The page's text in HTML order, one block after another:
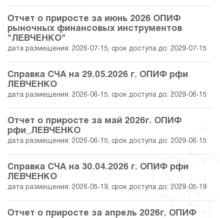
28.07.2026 3 871.94 10 024 745.69
3 926.77 10 166 686.82
23.07.2026 3 762.56 9 721 543.44
22.07.2026 9 879 976.33
21.07.2026 3 751.17 9 729 624.55
20.07.2026 3 641.25 9 444 526.47
17.07.2026 3 461.86 8 979 220.02
16.07.2026 3 517.26 9 122 935.48
Отчет о приросте за июнь 2026 ОПИФ
рыночных финансовых инструментов
"ЛЕВЧЕНКО"
дата размещения: 2026-07-15, срок доступа до: 2029-07-15
Справка СЧА на 29.05.2026 г. ОПИФ рфи
ЛЕВЧЕНКО
дата размещения: 2026-06-15, срок доступа до: 2029-06-15
Отчет о приросте за май 2026г. ОПИФ
рфи_ЛЕВЧЕНКО
дата размещения: 2026-06-15, срок доступа до: 2029-06-15
Справка СЧА на 30.04.2026 г. ОПИФ рфи
ЛЕВЧЕНКО
дата размещения: 2026-05-19, срок доступа до: 2029-05-19
Отчет о приросте за апрель 2026г. ОПИФ